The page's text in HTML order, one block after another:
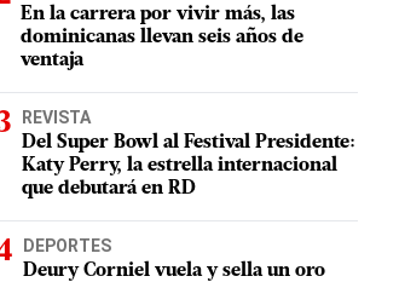
En la carrera por vivir más, las
dominicanas llevan seis años de
ventaja
REVISTA
Del Super Bowl al Festival Presidente:
Katy Perry, la estrella internacional
que debutará en RD
DEPORTES
Deury Corniel vuela y sella un oro